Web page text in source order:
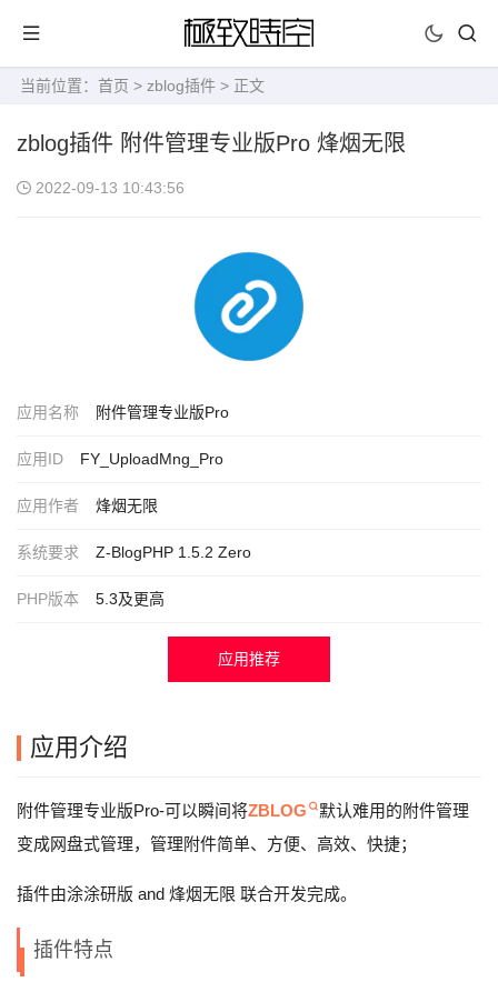
当前位置： 首页 > zblog插件 > 正文
zblog插件 附件管理专业版Pro 烽烟无限
2022-09-13 10:43:56
应用名称 附件管理专业版Pro
应用ID FY_UploadMng_Pro
应用作者 烽烟无限
系统要求 Z-BlogPHP 1.5.2 Zero
PHP版本 5.3及更高
应用推荐
应用介绍
附件管理专业版Pro-可以瞬间将ZBLOG
默认难用的附件管理
变成网盘式管理，管理附件简单、方便、高效、快捷；
插件由涂涂研版 and 烽烟无限 联合开发完成。
插件特点